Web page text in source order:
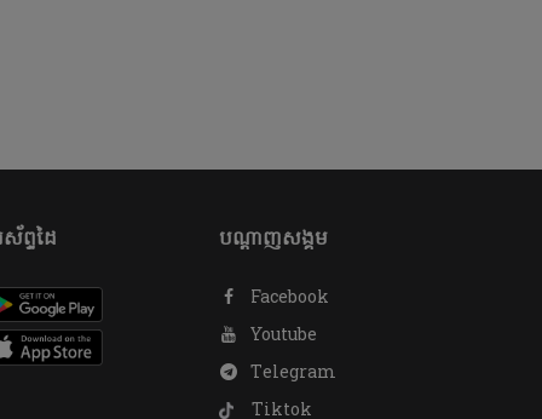
ព្ទដៃ បណ្តាញសង្គម
Facebook
Youtube
Telegram
Tiktok